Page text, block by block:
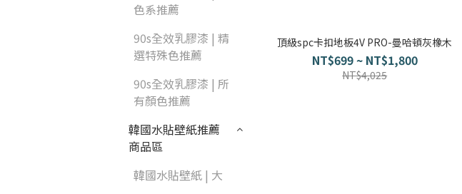
色系推薦
90s全效乳膠漆 | 精
選特殊色推薦
90s全效乳膠漆 | 所
有顏色推薦
韓國水貼壁紙推薦
商品區
韓國水貼壁紙 | 大
頂級spc卡扣地板4V PRO-曼哈頓灰橡木
NT$699 ~ NT$1,800
NT$4,025